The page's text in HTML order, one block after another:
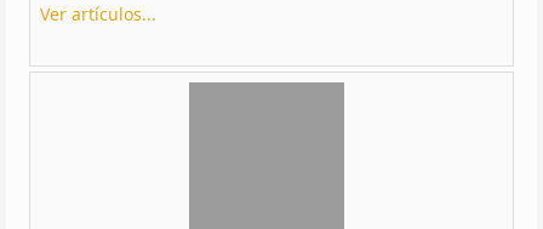
Ver artículos...